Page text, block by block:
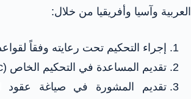
العربية وآسيا وأفريقيا من خلال:​
إجراء التحكيم تحت رعايته وفقاً
تقديم المساعدة في التحكيم الخاص (Ad Hoc).
تقديم المشورة في صياغة عقود